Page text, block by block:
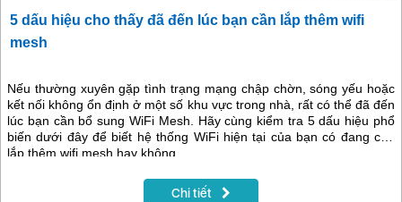
5 dấu hiệu cho thấy đã đến lúc bạn cần lắp thêm wifi
mesh
Nếu thường xuyên gặp tình trạng mạng chập chờn, sóng yếu hoặc
kết nối không ổn định ở một số khu vực trong nhà, rất có thể đã đến
lúc bạn cần bổ sung WiFi Mesh. Hãy cùng kiểm tra 5 dấu hiệu phổ
biến dưới đây để biết hệ thống WiFi hiện tại của bạn có đang cần
lắp thêm wifi mesh hay không.
Chi tiết